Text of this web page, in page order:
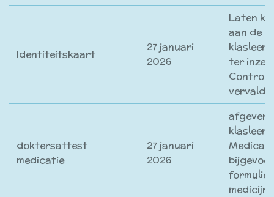
Identiteitskaart
27 januari
2026
Laten
aan de
ter
doktersattest
medicatie
27 januari
2026
afgeven
medicijn.